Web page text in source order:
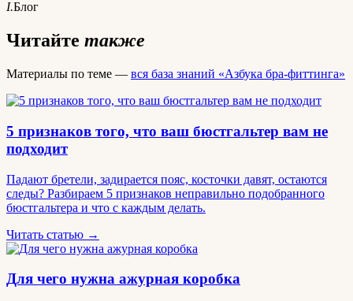
I.Блог
Читайте также
Материалы по теме — вся база знаний «Азбука бра-фиттинга»
5 признаков того, что ваш бюстгальтер вам не
подходит
Падают бретели, задирается пояс, косточки давят, остаются
следы? Разбираем 5 признаков неправильно подобранного
бюстгальтера и что с каждым делать.
Читать статью →
Для чего нужна ажурная коробка